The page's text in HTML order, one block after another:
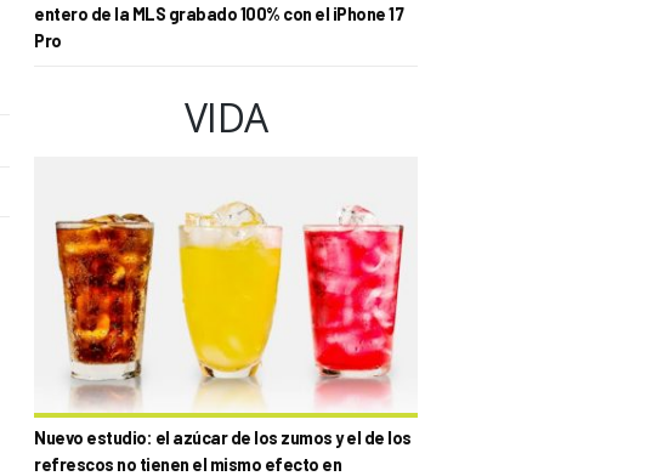
entero de la MLS grabado 100% con el iPhone 17
Pro
VIDA
Nuevo estudio: el azúcar de los zumos y el de los
refrescos no tienen el mismo efecto en